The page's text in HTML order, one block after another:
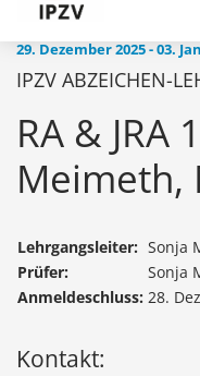
29. Dezember 2025 - 03.
IPZV ABZEICHEN-
RA & JRA
Meimeth,
Lehrgangsleiter: Sonja
Prüfer:
Sonja
Anmeldeschluss: 28.
Kontakt: